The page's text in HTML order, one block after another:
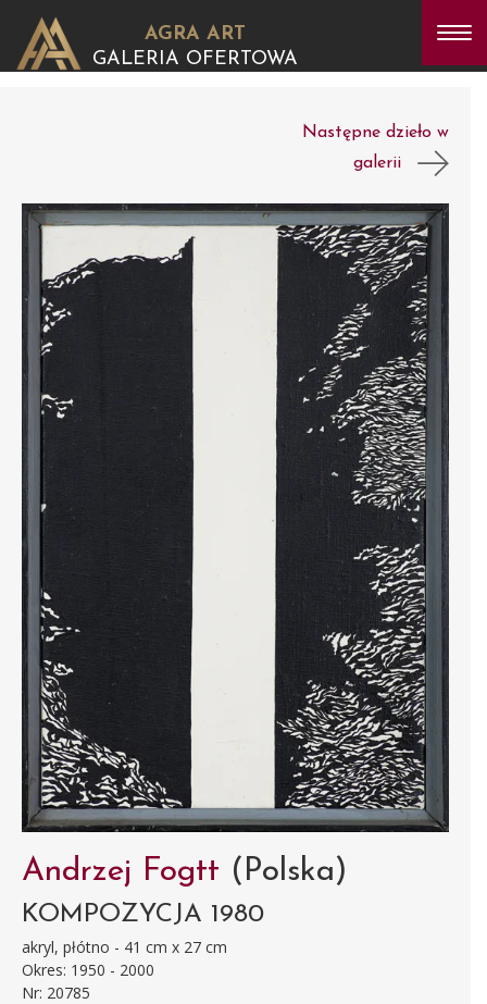
AGRA ART
GALERIA OFERTOWA
Następne dzieło w
galerii
Andrzej Fogtt (Polska)
KOMPOZYCJA 1980
akryl, płótno - 41 cm x 27 cm
Okres: 1950 - 2000
Nr: 20785